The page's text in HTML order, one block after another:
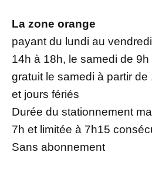
La zone orange
payant du lundi au
14h à 18h, le samedi de 9h
gratuit le samedi à partir
et jours fériés
Durée du stationnement
7h et limitée à 7h15
Sans abonnement